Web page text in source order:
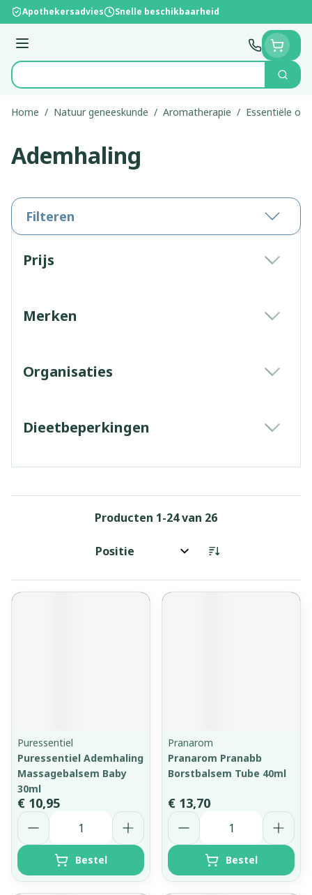
Ga naar de inhoud
Apothekersadvies Snelle beschikbaarheid
Menu
Product, merk, categorie...
Zoek
Home / Natuur geneeskunde / Aromatherapie / Essentiële
Ademhaling
Filteren
Prijs
Merken
Organisaties
Dieetbeperkingen
Producten 1-24van 26
Sorteer op:
Puressentiel
Puressentiel Ademhaling
Massagebalsem Baby
30ml
€ 10,95
Aantal
Bestel
Pranarom
Pranarom Pranabb
Borstbalsem Tube 40ml
€ 13,70
Aantal
Bestel